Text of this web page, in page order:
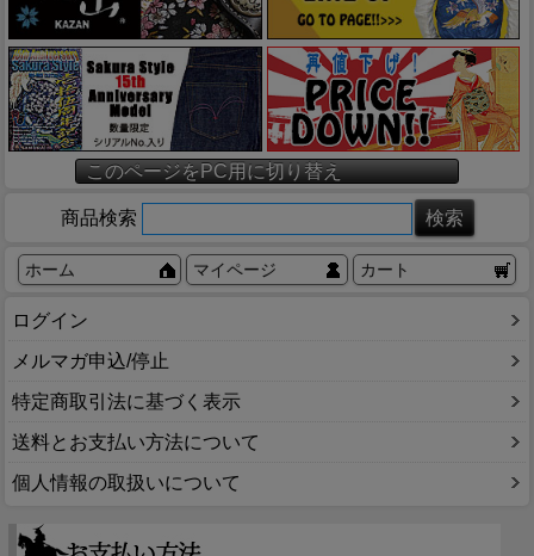
このページをPC用に切り替え
商品検索
ホーム マイページ カート
ログイン
メルマガ申込/停止
特定商取引法に基づく表示
送料とお支払い方法について
個人情報の取扱いについて